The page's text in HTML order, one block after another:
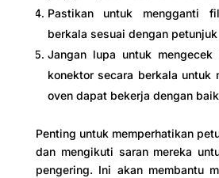
Pastikan untuk mengganti
berkala sesuai dengan
Jangan lupa untuk
konektor secara berkala untuk
oven dapat bekerja dengan
Penting untuk memperhatikan
dan mengikuti saran mereka
pengering. Ini akan membantu